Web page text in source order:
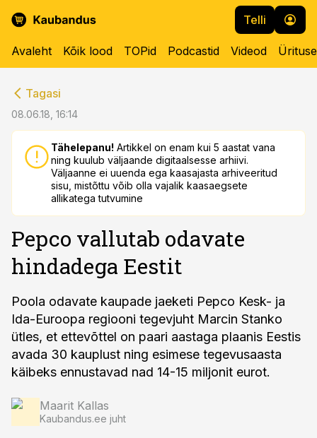
Telli
Avaleht Kõik lood TOPid Podcastid Videod
Tagasi
08.06.18, 16:14
Tähelepanu! Artikkel on enam kui 5 aastat vana
ning kuulub väljaande digitaalsesse arhiivi.
Väljaanne ei uuenda ega kaasajasta arhiveeritud
sisu, mistõttu võib olla vajalik kaasaegsete
allikatega tutvumine
Pepco vallutab odavate
hindadega Eestit
Poola odavate kaupade jaeketi Pepco Kesk- ja
Ida-Euroopa regiooni tegevjuht Marcin Stanko
ütles, et ettevõttel on paari aastaga plaanis Eestis
avada 30 kauplust ning esimese tegevusaasta
käibeks ennustavad nad 14-15 miljonit eurot.
Maarit Kallas
Kaubandus.ee juht